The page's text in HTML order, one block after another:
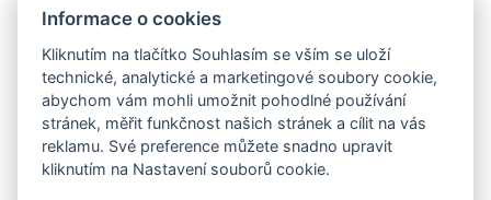
Nápojové sklo
Bydlení
Dárkový poukaz na míru
Mystery box
Kolekce
NOVÁ rozkvetlá KOLEKCE 🌸🌼
Informace o cookies
Kliknutím na tlačítko Souhlasím se vším se uloží
technické, analytické a marketingové soubory cookie,
abychom vám mohli umožnit pohodlné používání
stránek, měřit funkčnost našich stránek a cílit na vás
reklamu. Své preference můžete snadno upravit
kliknutím na Nastavení souborů cookie.